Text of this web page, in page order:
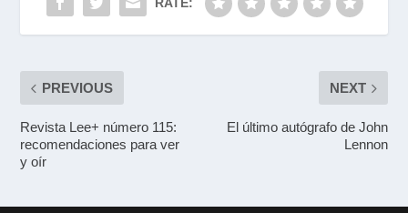
PREVIOUS
Revista Lee+ número 115:
recomendaciones para ver
y oír
NEXT
El último autógrafo de John
Lennon